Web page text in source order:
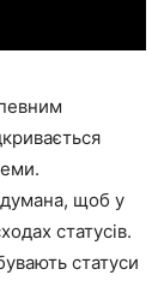
щоб у
статусів.
статуси